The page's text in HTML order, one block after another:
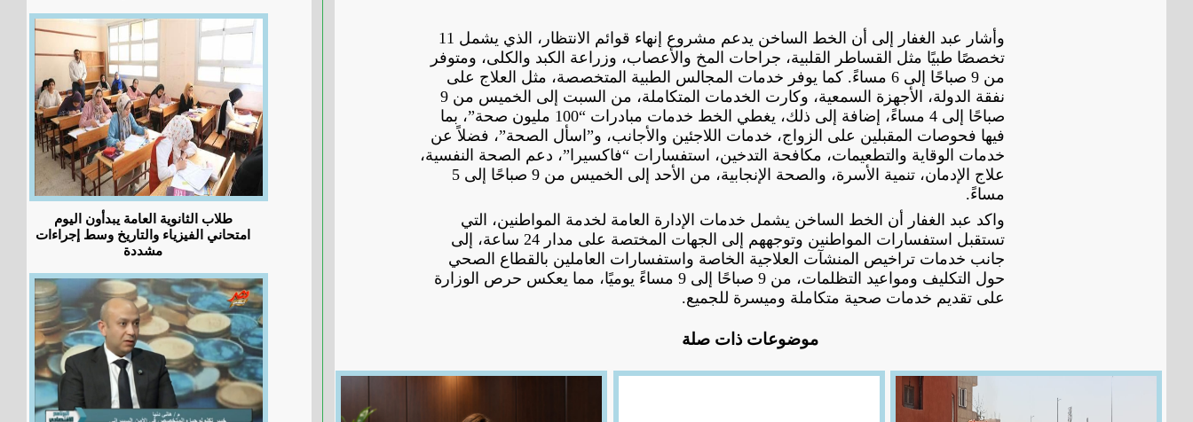
وأشار عبد الغفار إلى أن الخط الساخن يدعم مشروع إنهاء قوائم الانتظار، الذي يشمل 11
تخصصًا طبيًا مثل القساطر القلبية، جراحات المخ والأعصاب، وزراعة الكبد والكلى، ومتوفر
من 9 صباحًا إلى 6 مساءً. كما يوفر خدمات المجالس الطبية المتخصصة، مثل العلاج على
نفقة الدولة، الأجهزة السمعية، وكارت الخدمات المتكاملة، من السبت إلى الخميس من 9
صباحًا إلى 4 مساءً، إضافة إلى ذلك، يغطي الخط خدمات مبادرات “100 مليون صحة”، بما
فيها فحوصات المقبلين على الزواج، خدمات اللاجئين والأجانب، و”اسأل الصحة”، فضلاً عن
خدمات الوقاية والتطعيمات، مكافحة التدخين، استفسارات “فاكسيرا”، دعم الصحة النفسية،
علاج الإدمان، تنمية الأسرة، والصحة الإنجابية، من الأحد إلى الخميس من 9 صباحًا إلى 5
مساءً.
واكد عبد الغفار أن الخط الساخن يشمل خدمات الإدارة العامة لخدمة المواطنين، التي
تستقبل استفسارات المواطنين وتوجههم إلى الجهات المختصة على مدار 24 ساعة، إلى
جانب خدمات تراخيص المنشآت العلاجية الخاصة واستفسارات العاملين بالقطاع الصحي
حول التكليف ومواعيد التظلمات، من 9 صباحًا إلى 9 مساءً يوميًا، مما يعكس حرص الوزارة
على تقديم خدمات صحية متكاملة وميسرة للجميع.
موضوعات ذات صلة
طلاب الثانوية العامة يبدأون اليوم
امتحاني الفيزياء والتاريخ وسط إجراءات
مشددة